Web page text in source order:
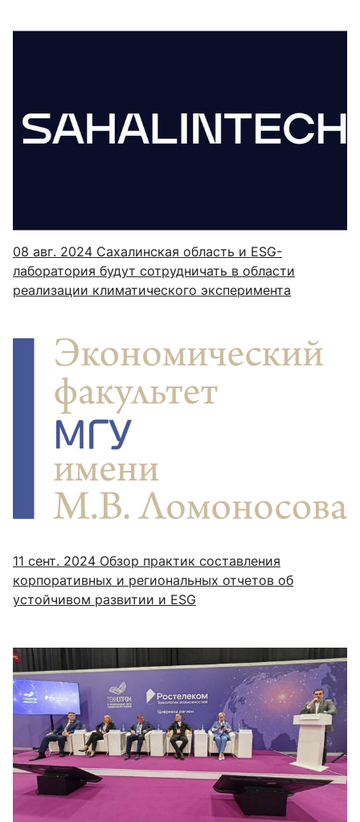
08 авг. 2024 Сахалинская область и ESG-
лаборатория будут сотрудничать в области
реализации климатического эксперимента
11 сент. 2024 Обзор практик составления
корпоративных и региональных отчетов об
устойчивом развитии и ESG